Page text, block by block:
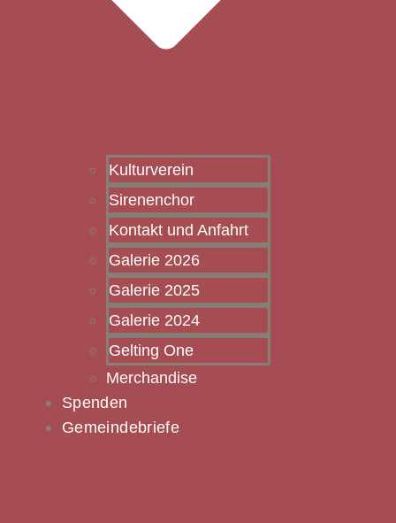
Kulturverein
Sirenenchor
Kontakt und Anfahrt
Galerie 2026
Galerie 2025
Galerie 2024
Gelting One
Merchandise
Spenden
Gemeindebriefe